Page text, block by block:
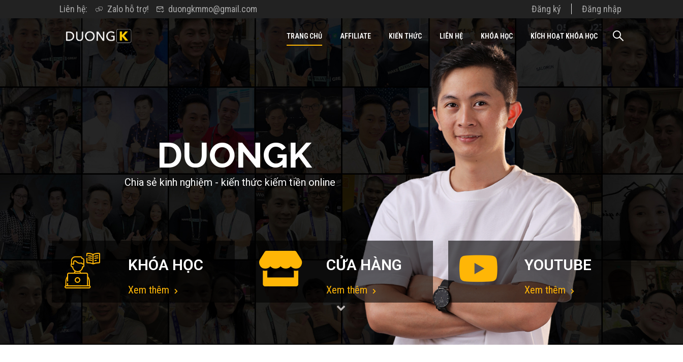
Liên hệ: Zalo hỗ trợ! duongkmmo@gmail.com Đăng ký Đăng nhập
TRANG CHỦ AFFILIATE KIẾN THỨC LIÊN HỆ KHÓA HỌC KÍCH HOẠT KHÓA HỌC
Chia sẻ kinh nghiệm - kiến thức kiếm tiền online
DUONGK
KHÓA HỌC
Xem thêm
CỬA HÀNG
Xem thêm
YOUTUBE
Xem thêm